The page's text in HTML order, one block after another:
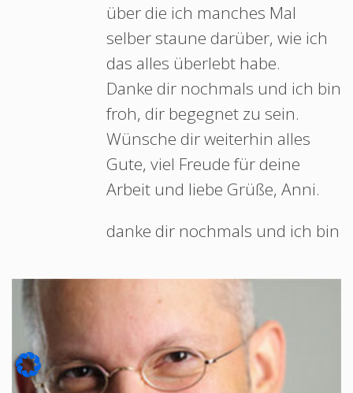
über die ich manches Mal
selber staune darüber, wie ich
das alles überlebt habe.
Danke dir nochmals und ich bin
froh, dir begegnet zu sein.
Wünsche dir weiterhin alles
Gute, viel Freude für deine
Arbeit und liebe Grüße, Anni.
danke dir nochmals und ich bin